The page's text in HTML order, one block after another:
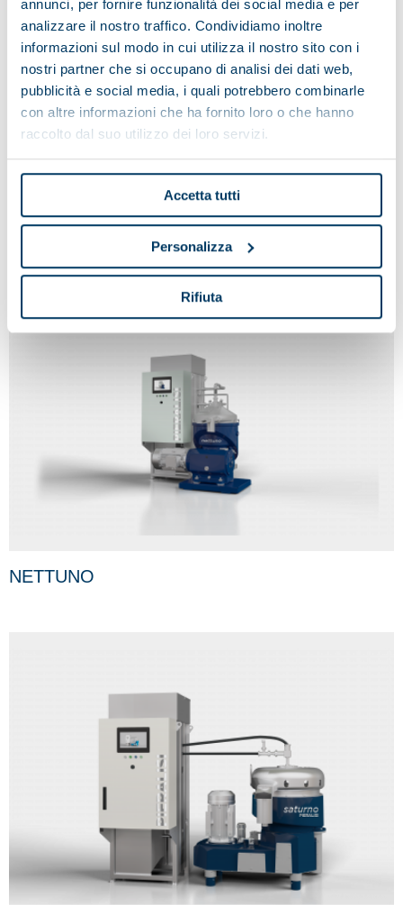
annunci, per fornire funzionalità dei social media e per
analizzare il nostro traffico. Condividiamo inoltre
informazioni sul modo in cui utilizza il nostro sito con i
nostri partner che si occupano di analisi dei dati web,
pubblicità e social media, i quali potrebbero combinarle
con altre informazioni che ha fornito loro o che hanno
raccolto dal suo utilizzo dei loro servizi.
Accetta tutti
Personalizza
Rifiuta
NETTUNO